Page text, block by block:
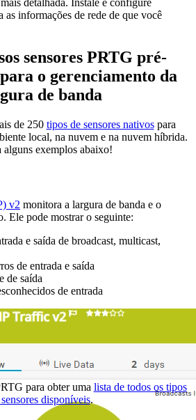
detalhada. Instale e configure
informações de rede de que você
sensores PRTG pré-
o gerenciamento da
de banda
de 250 tipos de sensores nativospara
local, na nuvem e na nuvem híbrida.
alguns exemplos abaixo!
v2 monitora a largura de banda e o
Ele pode mostrar o seguinte:
e saída de broadcast, multicast,
de entrada e saída
de saída
de entrada
para obter uma lista de todos os tipos
disponíveis.